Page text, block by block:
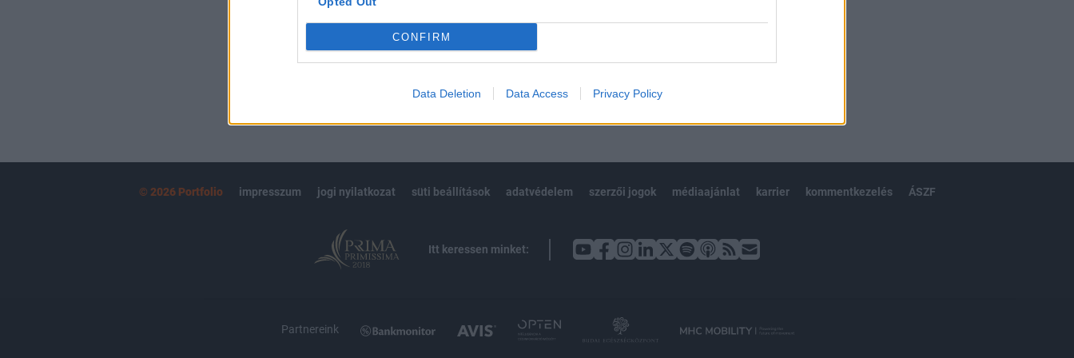
CONFIRM
Data Deletion Data Access Privacy Policy
Előfizetés
BEJELENTKEZÉS
© 2026 Portfolio impresszum jogi nyilatkozat süti beállítások adatvédelem szerzői jogok médiaajánlat karrier kommentkezelés ÁSZF
Itt keressen minket:
Partnereink